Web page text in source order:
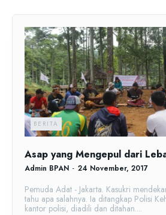
BERITA
Asap yang Mengepul dari
Admin BPAN - 24 November, 2017
Pemuda Adat - Jakarta. Kasukri
tahu apa salahnya. Ia ditangkap Polisi
kantor polisi, diadili dan ditahan....